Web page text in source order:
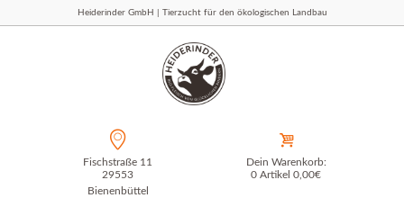
Heiderinder GmbH | Tierzucht für den ökologischen Landbau
Dein Warenkorb:
0 Artikel 0,00€
Fischstraße 11
29553
Bienenbüttel